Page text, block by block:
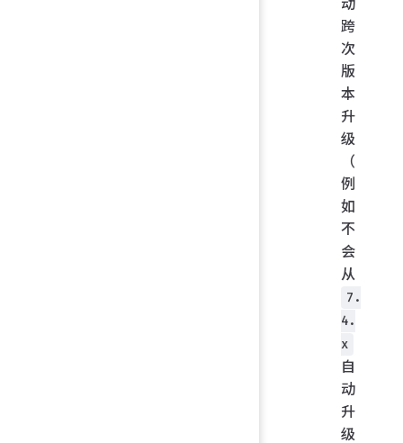
跨
次
版
本
升
级
（
例
如
不
会
从
7.
4.
x
自
动
升
级